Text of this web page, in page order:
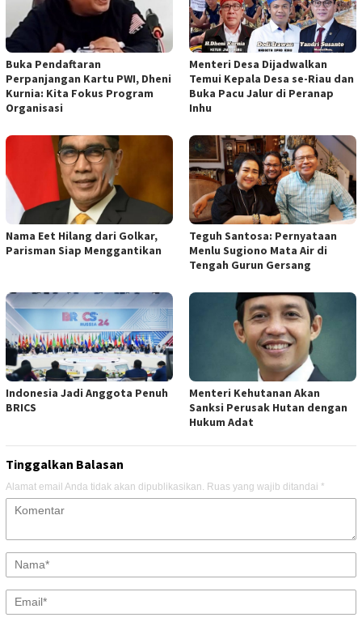
Buka Pendaftaran
Perpanjangan Kartu PWI, Dheni
Kurnia: Kita Fokus Program
Organisasi
Menteri Desa Dijadwalkan
Temui Kepala Desa se-Riau dan
Buka Pacu Jalur di Peranap
Inhu
Nama Eet Hilang dari Golkar,
Parisman Siap Menggantikan
Teguh Santosa: Pernyataan
Menlu Sugiono Mata Air di
Tengah Gurun Gersang
Indonesia Jadi Anggota Penuh
BRICS
Menteri Kehutanan Akan
Sanksi Perusak Hutan dengan
Hukum Adat
Tinggalkan Balasan
Alamat email Anda tidak akan dipublikasikan. Ruas yang wajib ditandai *